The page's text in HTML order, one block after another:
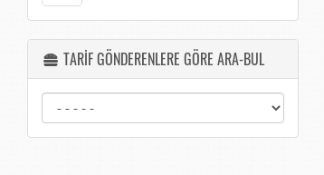
TARİF GÖNDERENLERE GÖRE ARA-BUL